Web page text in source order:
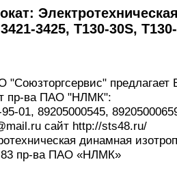
3425, T130-30S,
"Союзторгсервис"
пр-ва ПАО "НЛМК":
01, 89205000545,
сайт http://sts48.ru/
динамная
83 пр-ва ПАО «НЛМК»